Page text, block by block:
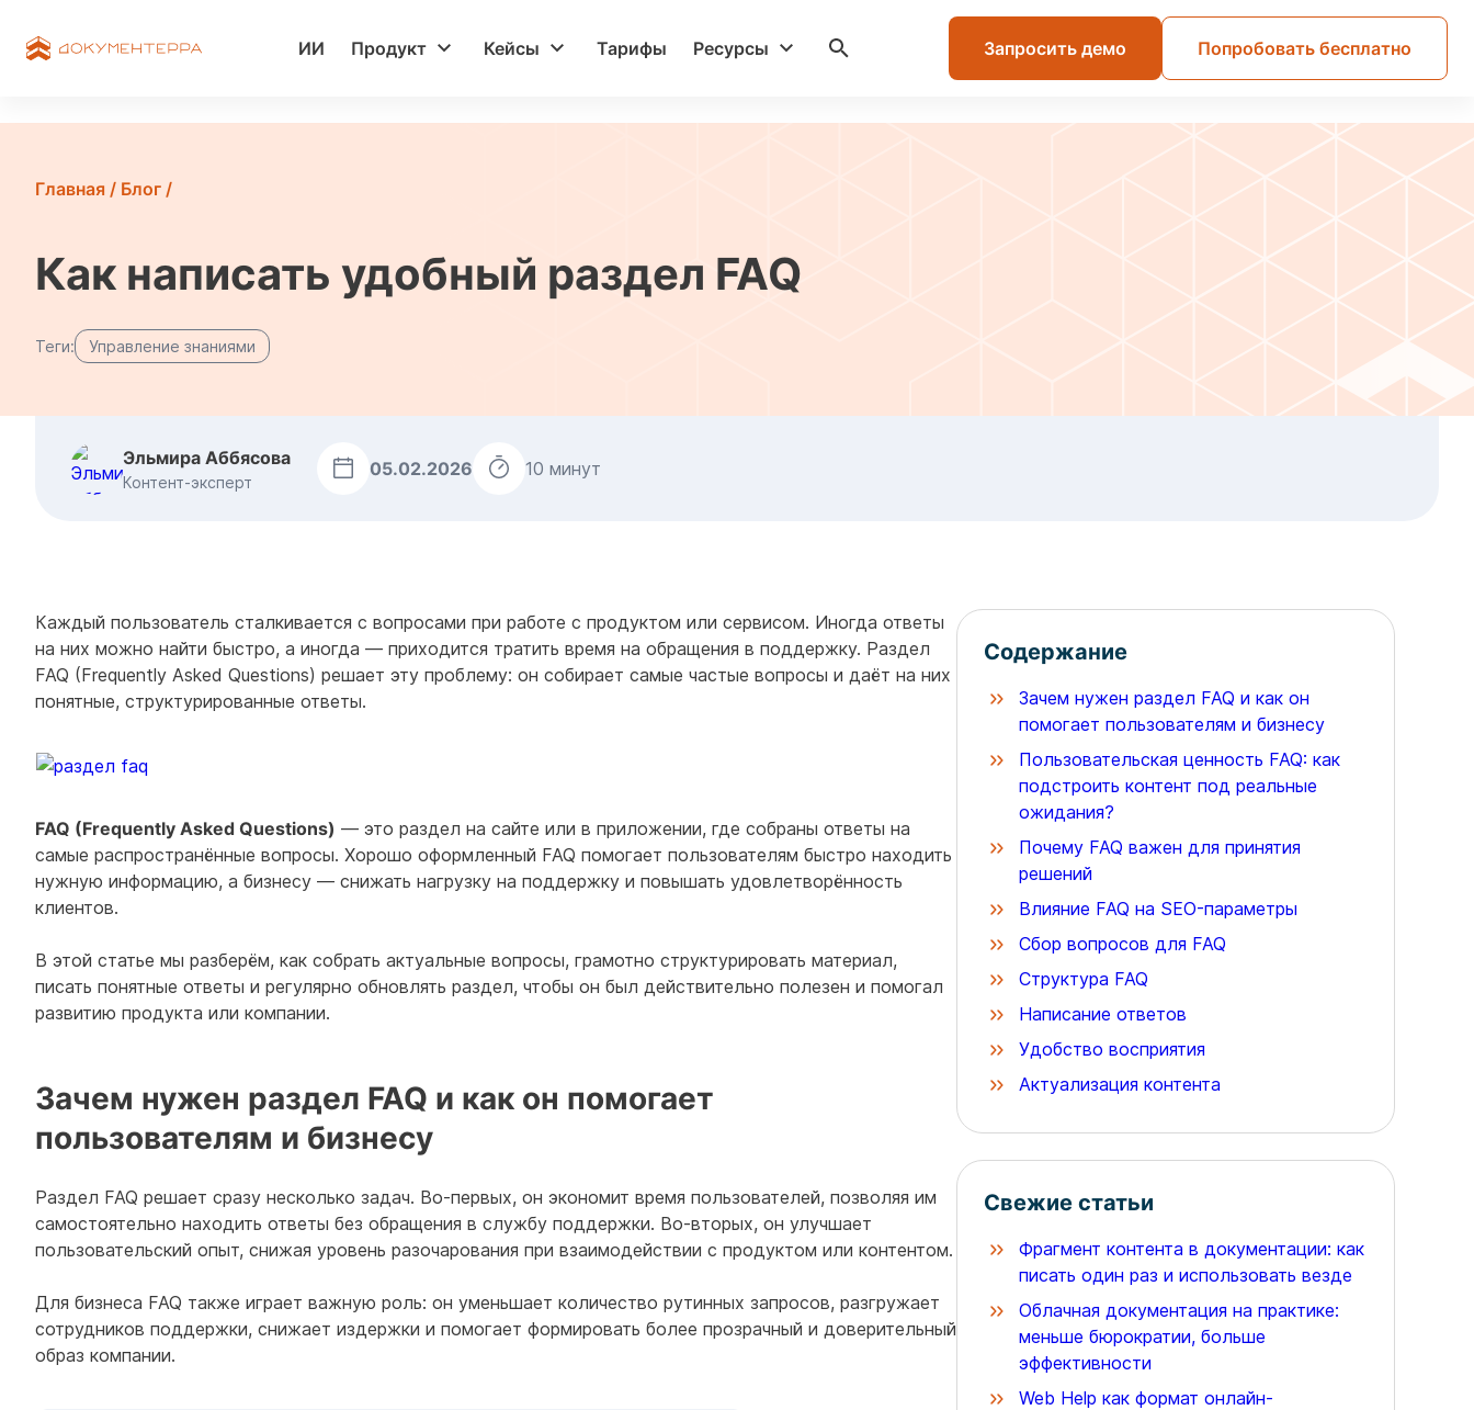
ИИ Продукт Кейсы Тарифы Ресурсы Запросить демо Попробовать бесплатно
Главная / Блог /
Как написать удобный раздел FAQ
Теги: Управление знаниями
Эльмира Аббясова
Контент-эксперт
05.02.2026 10 минут
Каждый пользователь сталкивается с вопросами при работе с продуктом или сервисом. Иногда ответы
на них можно найти быстро, а иногда — приходится тратить время на обращения в поддержку. Раздел
FAQ (Frequently Asked Questions) решает эту проблему: он собирает самые частые вопросы и даёт на них
понятные, структурированные ответы.
FAQ (Frequently Asked Questions) — это раздел на сайте или в приложении, где собраны ответы на
самые распространённые вопросы. Хорошо оформленный FAQ помогает пользователям быстро находить
нужную информацию, а бизнесу — снижать нагрузку на поддержку и повышать удовлетворённость
клиентов.
В этой статье мы разберём, как собрать актуальные вопросы, грамотно структурировать материал,
писать понятные ответы и регулярно обновлять раздел, чтобы он был действительно полезен и помогал
развитию продукта или компании.
Зачем нужен раздел FAQ и как он помогает
пользователям и бизнесу
Раздел FAQ решает сразу несколько задач. Во-первых, он экономит время пользователей, позволяя им
самостоятельно находить ответы без обращения в службу поддержки. Во-вторых, он улучшает
пользовательский опыт, снижая уровень разочарования при взаимодействии с продуктом или контентом.
Для бизнеса FAQ также играет важную роль: он уменьшает количество рутинных запросов, разгружает
сотрудников поддержки, снижает издержки и помогает формировать более прозрачный и доверительный
образ компании.
Содержание
Зачем нужен раздел FAQ и как он
помогает пользователям и бизнесу
Пользовательская ценность FAQ: как
подстроить контент под реальные
ожидания?
Почему FAQ важен для принятия
решений
Влияние FAQ на SEO-параметры
Сбор вопросов для FAQ
Структура FAQ
Написание ответов
Удобство восприятия
Актуализация контента
Свежие статьи
Фрагмент контента в документации: как
писать один раз и использовать везде
Облачная документация на практике:
меньше бюрократии, больше
эффективности
Web Help как формат онлайн-